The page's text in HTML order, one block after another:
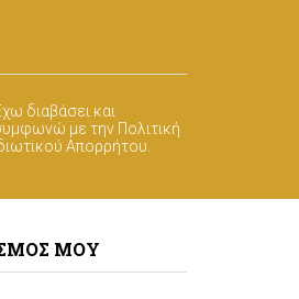
διαβάσει και
με την Πολιτική
Απορρήτου
ΜΟΥ